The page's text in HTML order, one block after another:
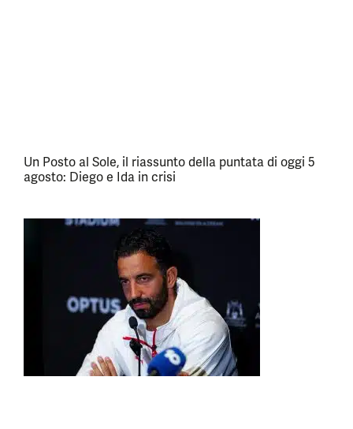
Un Posto al Sole, il riassunto della puntata di oggi 5
agosto: Diego e Ida in crisi